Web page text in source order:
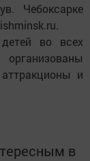
Чебоксарке
во всех
и
в